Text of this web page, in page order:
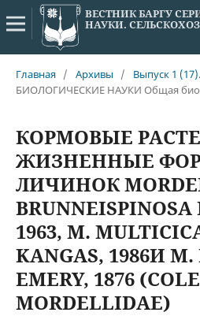
ВЕСТНИК БАРГУ
НАУКИ.
Главная / Архивы / Выпуск 1
БИОЛОГИЧЕСКИЕ НАУКИ Общая
КОРМОВЫЕ
ЖИЗНЕННЫЕ
ЛИЧИНОК
BRUNNEISPINOSA
1963, M.
KANGAS, 1986И
EMERY, 1876
MORDELLIDAE)